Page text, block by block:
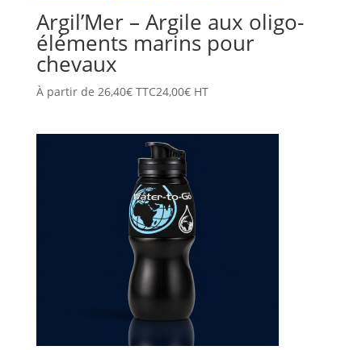
Argil’Mer – Argile aux oligo-
éléments marins pour
chevaux
À partir de 26,40€TTC24,00€HT